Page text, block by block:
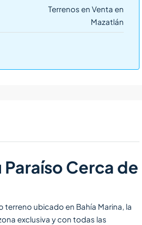
Terrenos en Venta en
Mazatlán
Paraíso Cerca de
ubicado en Bahía Marina, la
exclusiva y con todas las